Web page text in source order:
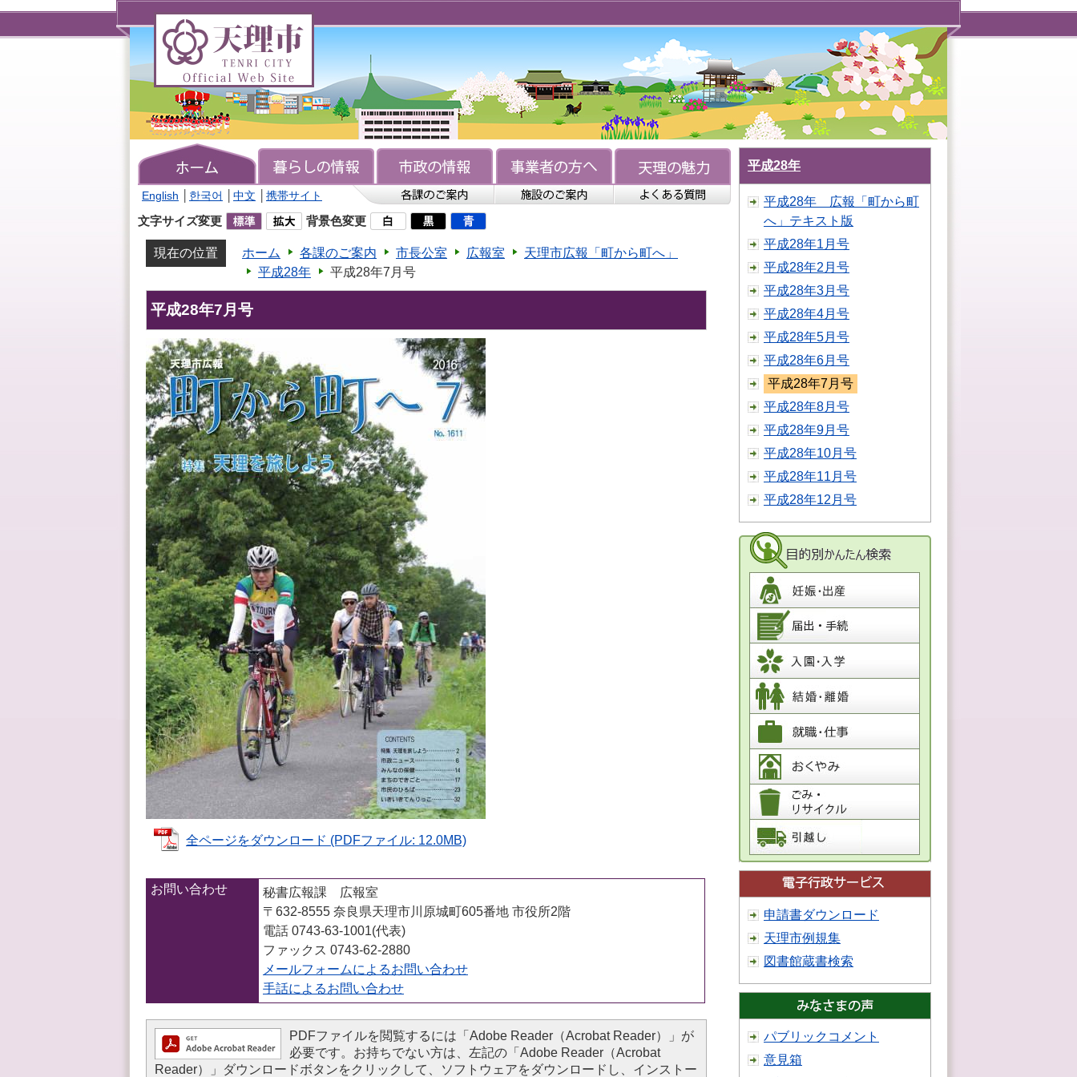
理
TENRI
Official
Site
English 한국어 中文 携帯サイト
文字サイズ変更 背景色変更
現在の位置 ホーム 各課のご案内 市長公室 広報室
天理市広報「町から町へ」
平成28年
平成28年7月号
平成28年7月号
全ページをダウンロード (PDFファイル: 12.0MB)
お問い合わせ
秘書広報課 広報室
〒632-8555 奈良県天理市川原城町605番地 市役所2階
電話 0743-63-1001(代表)
ファックス 0743-62-2880
メールフォームによるお問い合わせ
手話によるお問い合わせ
PDFファイルを閲覧するには「Adobe Reader（Acrobat Reader）」が
必要です。お持ちでない方は、左記の「Adobe Reader（Acrobat
Reader）」ダウンロードボタンをクリックして、ソフトウェアをダウンロードし、インストー
平成28年
平成28年 広報「町から町
へ」テキスト版
平成28年1月号
平成28年2月号
平成28年3月号
平成28年4月号
平成28年5月号
平成28年6月号
平成28年7月号
平成28年8月号
平成28年9月号
平成28年10月号
平成28年11月号
平成28年12月号
申請書ダウンロード
天理市例規集
図書館蔵書検索
パブリックコメント
意見箱